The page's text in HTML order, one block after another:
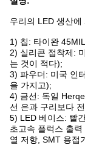
우리의 LED 생산
1) 칩: 타이완
2) 실리콘 접착제:
는 것이 적다);
3) 파우더: 미국 인
을 가지고);
4) 금선: 독일
선 은과 구리보다
5) LED 베이스: 빨
초고속 플럭스 출
열 저항, SMT 용접